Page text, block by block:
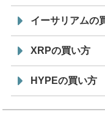
イーサリアムの
XRPの買い方
HYPEの買い方